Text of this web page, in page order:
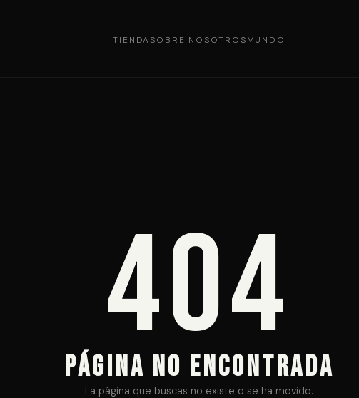
TIENDASOBRE NOSOTROSMUNDO
404
PÁGINA NO ENCONTRADA
La página que buscas no existe o se ha movido.